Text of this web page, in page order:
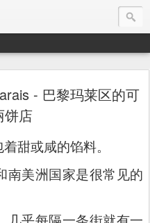
- 巴黎玛莱区的可
饼店
甜或咸的馅料。
南美洲国家是很常见的